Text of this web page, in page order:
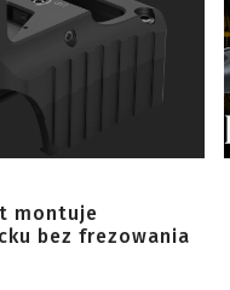
montuje
bez frezowania